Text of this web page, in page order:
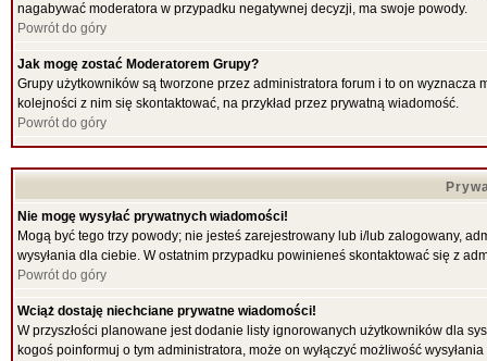
nagabywać moderatora w przypadku negatywnej decyzji, ma swoje powody.
Powrót do góry
Jak mogę zostać Moderatorem Grupy?
Grupy użytkowników są tworzone przez administratora forum i to on
kolejności z nim się skontaktować, na przykład przez prywatną wiadomość.
Powrót do góry
Nie mogę wysyłać prywatnych wiadomości!
Mogą być tego trzy powody; nie jesteś zarejestrowany lub i/lub zalogowany,
wysyłania dla ciebie. W ostatnim przypadku powinieneś skontaktować się z
Powrót do góry
Wciąż dostaję niechciane prywatne wiadomości!
W przyszłości planowane jest dodanie listy ignorowanych użytkowników dla
kogoś poinformuj o tym administratora, może on wyłączyć możliwość